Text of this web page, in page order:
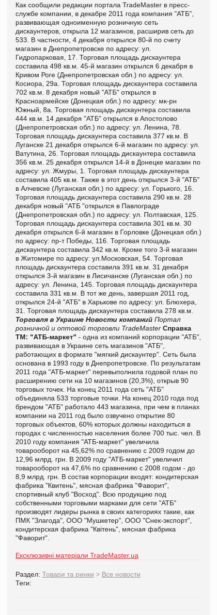
Как сообщили редакции портала TradeMaster в пресс-
службе компании, в декабре 2011 года компания "АТБ",
развивающая одноименную розничную сеть
дискаунтеров, открыла 12 магазинов, расширив сеть до
533. В частности, 4 декабря открылся 80-й по счету
магазин в Днепропетровске по адресу: ул.
Гидропарковая, 17. Торговая площадь дискаунтера
составила 498 кв.м. 45-й магазин открылся 6 декабря в
Кривом Роге (Днепропетровская обл.) по адресу: ул.
Косиора, 29а. Торговая площадь дискаунтера составила
702 кв.м. 8 декабря новый "АТБ" открылся в
Красноармейске (Донецкая обл.) по адресу: мк-рн
Южный, 8а. Торговая площадь дискаунтера составила
444 кв.м.
14 декабря "АТБ" открылся в Апостолово
(Днепропетровская обл.) по адресу: ул. Ленина, 78.
Торговая площадь дискаунтера составила 377 кв.м.
В
Луганске 21 декабря открылся 6-й магазин по адресу: ул.
Ватутина, 26. Торговая площадь дискаунтера составила
356 кв.м. 25 декабря открылся 14-й в Донецке магазин по
адресу: ул. Жмуры, 1. Торговая площадь дискаунтера
составила 405 кв.м. Также в этот день открылся 3-й "АТБ"
в Алчевске (Луганская обл.) по адресу: ул. Горького, 16.
Торговая площадь дискаунтера составила 290 кв.м. 28
декабря новый "АТБ "открылся в Павлограде
(Днепропетровская обл.) по адресу: ул. Полтавская, 125.
Торговая площадь дискаунтера составила 301 кв.м. 30
декабря открылся 6-й магазин в Горловке (Донецкая обл.)
по адресу: пр-т Победы, 116. Торговая площадь
дискаунтера составила 342 кв.м. Кроме того 3-й магазин
в Житомире по адресу: ул.Московская, 54. Торговая
площадь дискаунтера составила 391 кв.м. 31 декабря
открылся 3-й магазин в Лисичанске (Луганская обл.) по
адресу: ул. Ленина, 145. Торговая площадь дискаунтера
составила 331 кв.м. В тот же день, завершая 2011 год,
открылся 24-й "АТБ" в Харькове по адресу: ул. Блюхера,
31. Торговая площадь дискаунтера составила 278 кв.м.
Торговля в Украине Новости компаний Портал
розничной и оптовой торговли TradeMaster Справка
ТМ: "АТБ-маркет" - одна из компаний корпорации "АТБ",
развивающая в Украине сеть магазинов "АТБ",
работающих в формате "мягкий дискаунтер". Сеть была
основана в 1993 году в Днепропетровске. По результатам
2011 года "АТБ-маркет" перевыполнила годовой план по
расширению сети на 10 магазинов (20,3%), открыв 90
торговых точек. На конец 2011 года сеть "АТБ"
объединяла 533 торговые точки. На конец 2010 года под
брендом "АТБ" работало 443 магазина, при чем в планах
компании на 2011 год было озвучено открытие 80
торговых объектов, 60% которых должны находиться в
городах с численностью населения более 700 тыс. чел. В
2010 году компания "АТБ-маркет" увеличила
товарооборот на 45,62% по сравнению с 2009 годом до
12,96 млрд. грн. В 2009 году "АТБ-маркет" увеличил
товарооборот на 47,6% по сравнению с 2008 годом - до
8,9 млрд. грн.
В состав корпорации входят: кондитерская
фабрика "Квитень", мясная фабрика "Фаворит",
спортивный клуб "Восход". Всю продукцию под
собственными торговыми марками для сети "АТБ"
производят лидеры рынка в своих категориях такие, как
ПМК "Злагода", ООО "Мушкетер", ООО "Снек-экспорт",
кондитерская фабрика "Квітень", мясная фабрика
"Фаворит".
Ексклюзивні матеріали TradeMaster.ua
Раздел: Товари та ринки > Все новости
Теги: